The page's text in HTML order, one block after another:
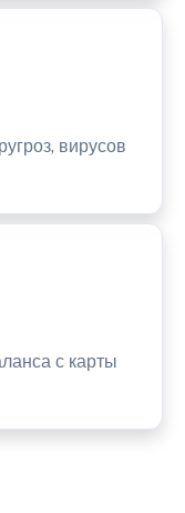
вирусов
с карты